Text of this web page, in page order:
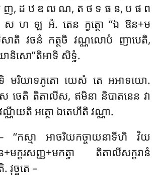
, ដ ឋ ឌ ឍ ណ, ត ថ ទ ធ ន, ប ផ ព
ហ ឡ អំ. តេន ក្វត្ថោ ‘‘ឯ ឱន+ម
សាតិ វចនំ កត្ថចិ វណ្ណលោបំ ញាបេតិ,
ោនិសោ’’តិអាទិ សិទ្ធំ.
ទិ មរិយាទភូតោ យេសំ តេ អអាទយោ.
ចេតិ តិតាលីស, ឥមិនា និបាតនេន វា
ណីយតិ អត្ថោ ឯតេហីតិ វណ្ណា.
‘‘កស្មា អាចរិយកច្ចាយនាទីហិ វិយ
ន+មក្ខរសញ្ញ+មកត្វា តិតាលីសក្ខរានំ
វុច្ចតេ –